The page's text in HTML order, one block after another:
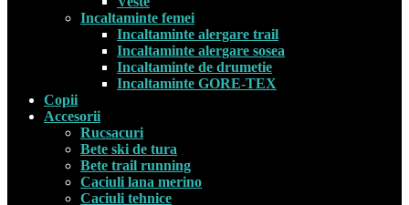
Incaltaminte femei
Incaltaminte alergare trail
Incaltaminte alergare sosea
Incaltaminte de drumetie
Incaltaminte GORE-TEX
Copii
Accesorii
Rucsacuri
Bete ski de tura
Bete trail running
Caciuli lana merino
Caciuli tehnice